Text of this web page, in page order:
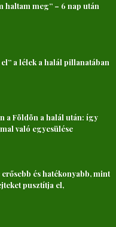
haltam meg” – 6 nap után
a lélek a halál pillanatában
a Földön a halál után: így
való egyesülése
és hatékonyabb, mint
pusztítja el,